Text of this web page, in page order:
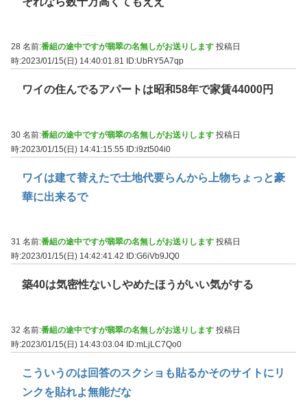
28 名前:番組の途中ですが翡翠の名無しがお送りします 投稿日
時:2023/01/15(日) 14:40:01.81
ID:UbRY5A7qp
ワイの住んでるアパートは昭和58年で家賃44000円
30 名前:番組の途中ですが翡翠の名無しがお送りします 投稿日
時:2023/01/15(日) 14:41:15.55 ID:i9zt504i0
ワイは建て替えたで土地代要らんから上物ちょっと豪
華に出来るで
31 名前:番組の途中ですが翡翠の名無しがお送りします 投稿日
時:2023/01/15(日) 14:42:41.42
ID:G6iVb9JQ0
築40は気密性ないしやめたほうがいい気がする
32 名前:番組の途中ですが翡翠の名無しがお送りします 投稿日
時:2023/01/15(日) 14:43:03.04 ID:mLjLC7Qo0
こういうのは回答のスクショも貼るかそのサイトにリ
ンクを貼れよ無能だな